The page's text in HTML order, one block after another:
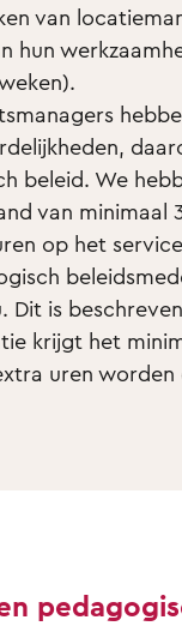
van
hun
beleid. We
van minimaal
op het
Dit is
krijgt het
uren